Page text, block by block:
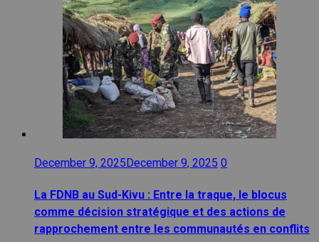
December 9, 2025December 9, 2025 0
La FDNB au Sud-Kivu : Entre la traque, le blocus
comme décision stratégique et des actions de
rapprochement entre les communautés en conflits